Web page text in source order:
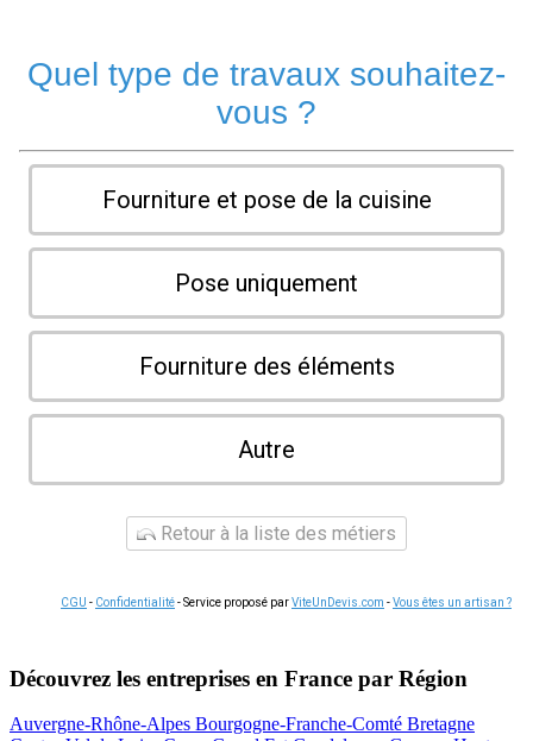
Quel type de travaux souhaitez-
vous ?
Fourniture et pose de la cuisine
Pose uniquement
Fourniture des éléments
Autre
Retour à la liste des métiers
CGU - Confidentialité- Service proposé parViteUnDevis.com -Vous êtes un artisan ?
Découvrez les entreprises en France par Région
Auvergne-Rhône-Alpes Bourgogne-Franche-Comté Bretagne